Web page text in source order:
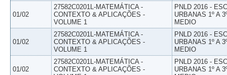
01/02
27582C0201L-MATEMÁTICA -
CONTEXTO & APLICAÇÕES -
VOLUME 1
PNLD 2016 -
URBANAS 1º A
MEDIO
01/02
27582C0201L-MATEMÁTICA -
CONTEXTO & APLICAÇÕES -
VOLUME 1
PNLD 2016 -
URBANAS 1º A
MEDIO
01/02
27582C0201L-MATEMÁTICA -
CONTEXTO & APLICAÇÕES -
PNLD 2016 -
URBANAS 1º A